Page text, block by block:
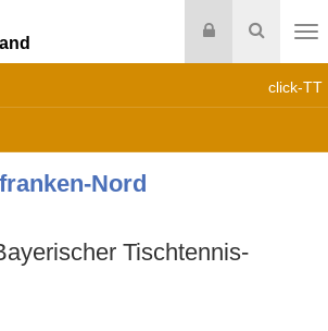
Suche
Login
click-TT
Nord
Tischtennis-